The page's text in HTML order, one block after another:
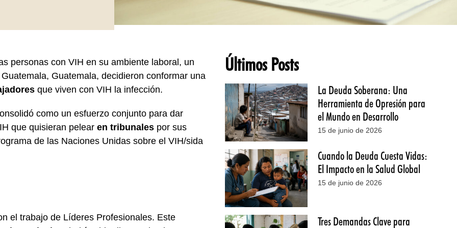
personas con VIH en su ambiente laboral, un
Guatemala, decidieron conformar una
que viven con VIH la infección.
como un esfuerzo conjunto para dar
que quisieran pelear en tribunales por sus
de las Naciones Unidas sobre el VIH/sida
el trabajo de Líderes Profesionales. Este
Últimos Posts
La Deuda Soberana: Una
Herramienta de Opresión para
el Mundo en Desarrollo
15 de junio de 2026
Cuando la Deuda Cuesta Vidas:
El Impacto en la Salud Global
15 de junio de 2026
Tres Demandas Clave para